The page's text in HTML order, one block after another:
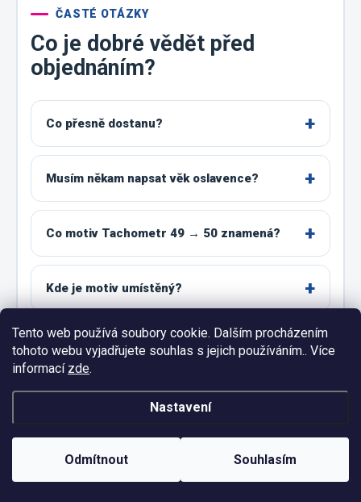
Tento web používá soubory cookie. Dalším procházením
tohoto webu vyjadřujete souhlas s jejich používáním.. Více
informací zde.
Nastavení
Odmítnout Souhlasím
ČASTÉ OTÁZKY
Co je dobré vědět před
objednáním?
Co přesně dostanu?
Musím někam napsat věk oslavence?
Co motiv Tachometr 49 → 50 znamená?
Kde je motiv umístěný?
Pro koho je tričko vhodné?
Jak správně vybrat velikost?